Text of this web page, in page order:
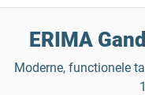
ERIMA
Moderne, functionele